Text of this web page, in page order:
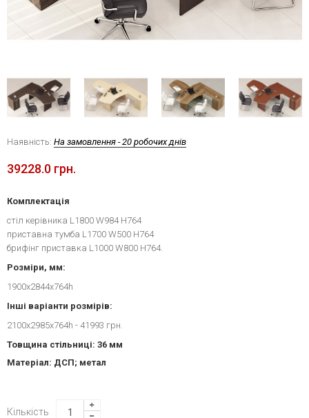
Наявність: На замовлення - 20 робочих днів
39228.0 грн.
Комплектація
стіл керівника L1800 W984 H764
приставна тумба L1700 W500 H764
брифінг приставка L1000 W800 H764.
Розміри, мм:
1900x2844x764h
Інші варіанти розмірів:
2100x2985x764h - 41993 грн.
Товщина стільниці: 36 мм
Матеріал: ДСП; метал
Кількість